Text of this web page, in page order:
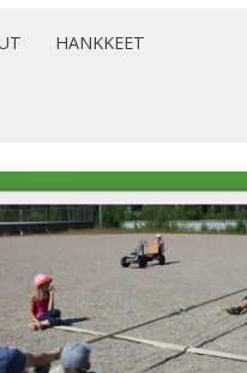
KOLMIO
YLÄKERRAN
HANKKEET
LIKILIIKUNTA -HANKE
LÄMPÖHANKE
VESISTÖHANKE